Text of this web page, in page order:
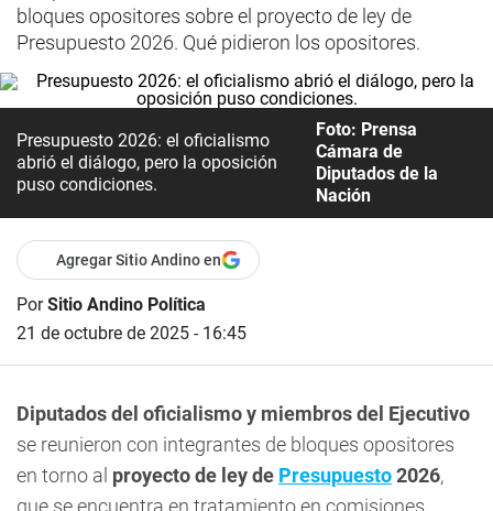
bloques opositores sobre el proyecto de ley de
Presupuesto 2026. Qué pidieron los opositores.
Presupuesto 2026: el oficialismo
abrió el diálogo, pero la oposición
puso condiciones.
Foto: Prensa
Cámara de
Diputados de la
Nación
Agregar Sitio Andino en
PorSitio Andino Política
21 de octubre de 2025 - 16:45
Diputados del oficialismo y miembros del Ejecutivo
se reunieron con integrantes de bloques opositores
en torno al proyecto de ley de Presupuesto2026,
que se encuentra en tratamiento en comisiones.